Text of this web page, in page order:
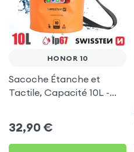
HONOR 10
Sacoche Étanche et
Tactile, Capacité 10L -
32,90 €